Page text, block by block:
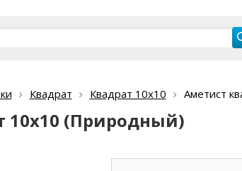
Квадрат Квадрат 10х10 Аметист
10х10 (Природный)